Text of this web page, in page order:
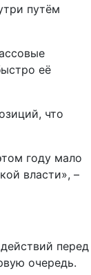
путём
её
что
году мало
власти», –
перед
очередь.